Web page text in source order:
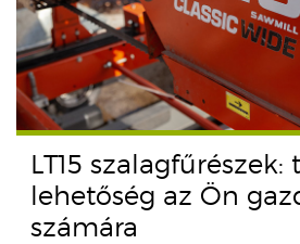
LT15 szalagfűrészek:
lehetőség az Ön
számára